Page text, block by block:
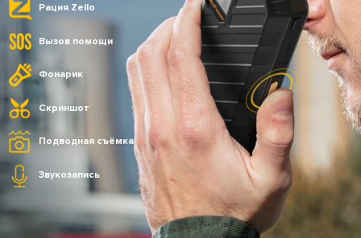
Рация Zello
Вызов помощи
Фонарик
Скриншот
Подводная съёмка
Звукозапись